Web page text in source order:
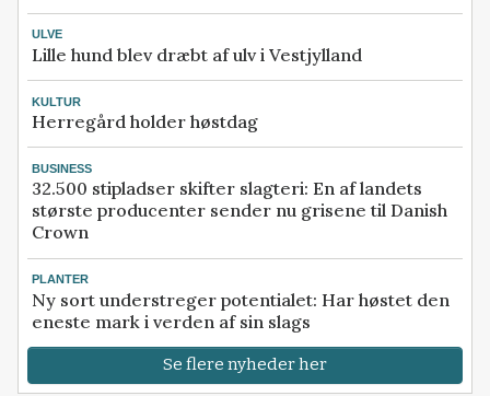
ULVE
Lille hund blev dræbt af ulv i Vestjylland
KULTUR
Herregård holder høstdag
BUSINESS
32.500 stipladser skifter slagteri: En af landets
største producenter sender nu grisene til Danish
Crown
PLANTER
Ny sort understreger potentialet: Har høstet den
eneste mark i verden af sin slags
Se flere nyheder her